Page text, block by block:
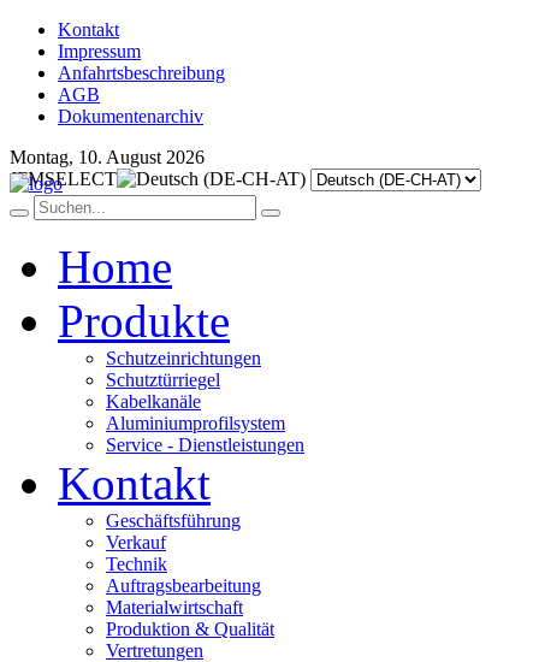
Kontakt
Impressum
Anfahrtsbeschreibung
AGB
Dokumentenarchiv
Montag, 10. August 2026
JFMSELECT
Home
Produkte
Schutzeinrichtungen
Schutztürriegel
Kabelkanäle
Aluminiumprofilsystem
Service - Dienstleistungen
Kontakt
Geschäftsführung
Verkauf
Technik
Auftragsbearbeitung
Materialwirtschaft
Produktion & Qualität
Vertretungen